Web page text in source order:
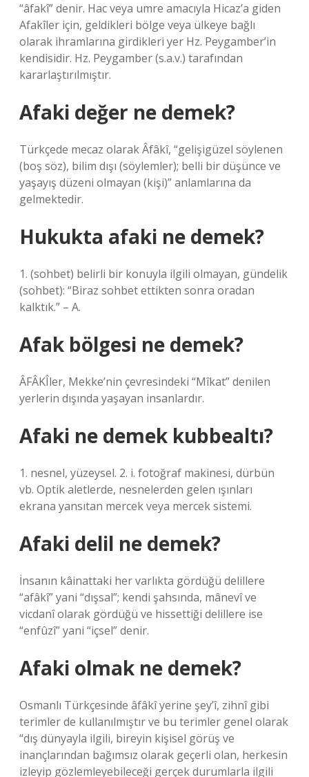
“âfakî” denir. Hac veya umre amacıyla Hicaz’a giden
Afakîler için, geldikleri bölge veya ülkeye bağlı
olarak ihramlarına girdikleri yer Hz. Peygamber’in
kendisidir. Hz. Peygamber (s.a.v.) tarafından
kararlaştırılmıştır.
Afaki değer ne demek?
Türkçede mecaz olarak Âfâkî, “gelişigüzel söylenen
(boş söz), bilim dışı (söylemler); belli bir düşünce ve
yaşayış düzeni olmayan (kişi)” anlamlarına da
gelmektedir.
Hukukta afaki ne demek?
1. (sohbet) belirli bir konuyla ilgili olmayan, gündelik
(sohbet): “Biraz sohbet ettikten sonra oradan
kalktık.” – A.
Afak bölgesi ne demek?
ÂFÂKÎler, Mekke’nin çevresindeki “Mîkat” denilen
yerlerin dışında yaşayan insanlardır.
Afaki ne demek kubbealtı?
1. nesnel, yüzeysel. 2. i. fotoğraf makinesi, dürbün
vb. Optik aletlerde, nesnelerden gelen ışınları
ekrana yansıtan mercek veya mercek sistemi.
Afaki delil ne demek?
İnsanın kâinattaki her varlıkta gördüğü delillere
“afâkî” yani “dışsal”; kendi şahsında, mânevî ve
vicdanî olarak gördüğü ve hissettiği delillere ise
“enfûzî” yani “içsel” denir.
Afaki olmak ne demek?
Osmanlı Türkçesinde âfâkî yerine şey’î, zihnî gibi
terimler de kullanılmıştır ve bu terimler genel olarak
“dış dünyayla ilgili, bireyin kişisel görüş ve
inançlarından bağımsız olarak geçerli olan, herkesin
izleyip gözlemleyebileceği gerçek durumlarla ilgili